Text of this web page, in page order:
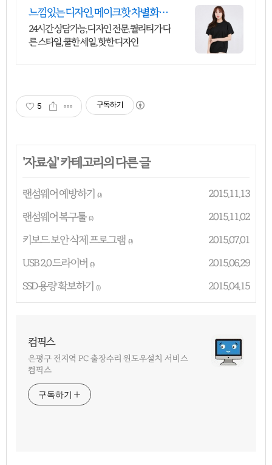
느낌있는 디자인, 메이크핫 차별화되
고 세련된 디자인!
24시간 상담가능, 디자인 전문, 퀄리티가 다
른 스타일, 쿨한 세일, 핫한 디자인
5 구독하기
'자료실' 카테고리의 다른 글
랜섬웨어 예방하기 (0)
2015.11.13
랜섬웨어 복구툴 (0)
2015.11.02
키보드 보안 삭제 프로그램 (0)
2015.07.01
USB 2.0 드라이버 (0)
2015.06.29
SSD 용량 확보하기 (1) 2015.04.15
컴픽스
은평구 전지역 PC 출장수리 윈도우설치 서비스
컴픽스
구독하기